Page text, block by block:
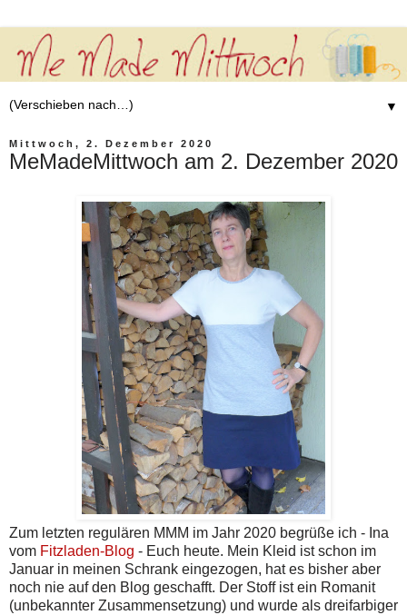
▼
Mittwoch, 2. Dezember 2020
MeMadeMittwoch am 2. Dezember 2020
Zum letzten regulären MMM im Jahr 2020 begrüße ich - Ina
vom Fitzladen-Blog - Euch heute. Mein Kleid ist schon im
Januar in meinen Schrank eingezogen, hat es bisher aber
noch nie auf den Blog geschafft. Der Stoff ist ein Romanit
(unbekannter Zusammensetzung) und wurde als dreifarbiger